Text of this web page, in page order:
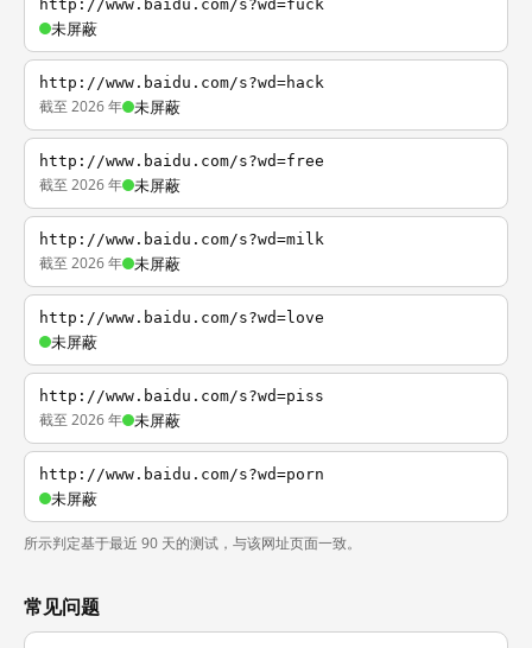
http://www.baidu.com/s?wd=fuck
未屏蔽
http://www.baidu.com/s?wd=hack
截至 2026 年 未屏蔽
http://www.baidu.com/s?wd=free
截至 2026 年 未屏蔽
http://www.baidu.com/s?wd=milk
截至 2026 年 未屏蔽
http://www.baidu.com/s?wd=love
未屏蔽
http://www.baidu.com/s?wd=piss
截至 2026 年 未屏蔽
http://www.baidu.com/s?wd=porn
未屏蔽
所示判定基于最近 90 天的测试，与该网址页面一致。
常见问题